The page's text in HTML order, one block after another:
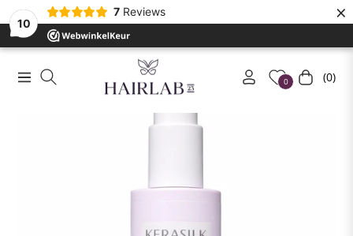
10
7 Reviews ×
Navigation 0 (0)